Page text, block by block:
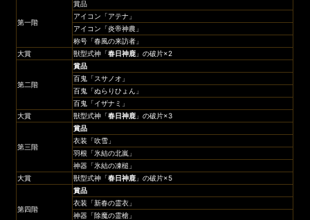
第一階
賞品
アイコン「アテナ」
アイコン「炎帝神農」
称号「春風の来訪者」
大賞
獣型式神「春日神鹿 」の破片×2
第二階
賞品
百鬼「スサノオ」
百鬼「ぬらりひょん」
百鬼「イザナミ」
大賞
獣型式神「春日神鹿 」の破片×3
第三階
賞品
衣装「吹雪」
羽根「氷結の北嵐」
神器「氷結の凍槌」
大賞
獣型式神「春日神鹿 」の破片×5
第四階
賞品
衣装「新春の霊衣」
神器「除魔の霊槍」